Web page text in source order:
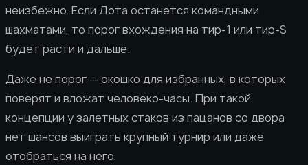
неизбежно. Если Дота останется командными
шахматами, то порог вхождения на тир-1 или тир-S
будет расти и дальше.
Даже не порог — окошко для избранных, в которых
поверят и вложат человеко-часы. При такой
концепции у залетных стаков из пацанов со двора
нет шансов выиграть крупный турнир или даже
отобраться на него.